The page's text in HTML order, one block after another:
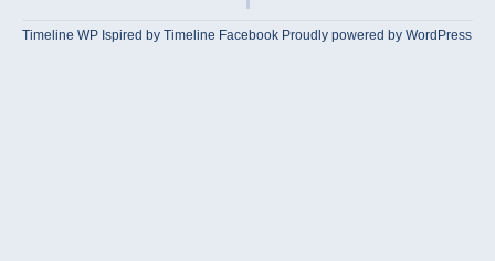
Timeline WP Ispired byTimeline Facebook Proudly powered by WordPress